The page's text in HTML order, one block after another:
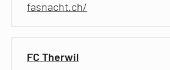
fasnacht.ch/
FC Therwil